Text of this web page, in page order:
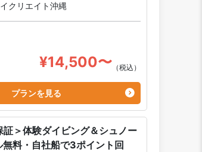
クリエイト沖縄
¥14,500〜 （税込）
プランを見る
＞体験ダイビング＆シュノー
料・自社船で3ポイント回